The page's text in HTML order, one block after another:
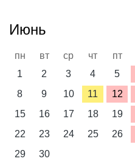
Июнь
пн вт ср чт пт
1
2 3 4 5
8
9 10 11 12
15
16 17 18 19
22
23 24 25 26
29
30